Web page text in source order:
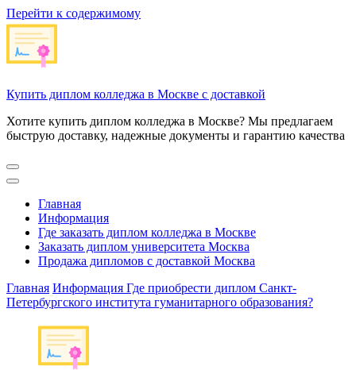
Перейти к содержимому
Купить диплом колледжа в Москве с доставкой
Хотите купить диплом колледжа в Москве? Мы предлагаем
быструю доставку, надежные документы и гарантию качества
Главная
Информация
Где заказать диплом колледжа в Москве
Заказать диплом университета Москва
Продажа дипломов с доставкой Москва
Главная Информация Где приобрести диплом Санкт-
Петербургского института гуманитарного образования?